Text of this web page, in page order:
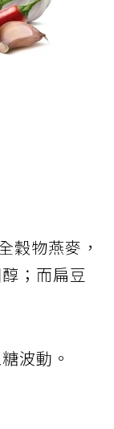
穀物燕麥，
；而扁豆
波動。